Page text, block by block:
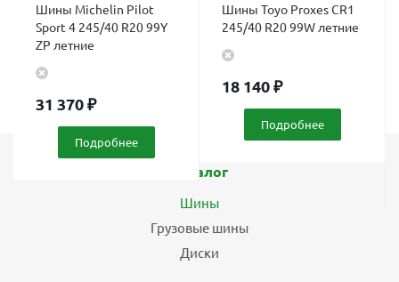
Шины Michelin Pilot
Sport 4 245/40 R20 99Y
ZP летние
31 370₽
Подробнее
Шины Toyo Proxes CR1
245/40 R20 99W летние
18 140₽
Подробнее
Каталог
Шины
Грузовые шины
Диски